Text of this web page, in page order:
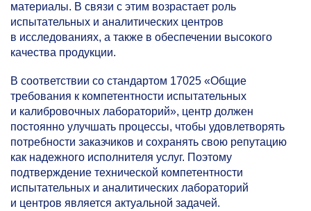
материалы. В связи с этим возрастает роль
испытательных и аналитических центров
в исследованиях, а также в обеспечении высокого
качества продукции.
В соответствии со стандартом 17025 «Общие
требования к компетентности испытательных
и калибровочных лабораторий», центр должен
постоянно улучшать процессы, чтобы удовлетворять
потребности заказчиков и сохранять свою репутацию
как надежного исполнителя услуг. Поэтому
подтверждение технической компетентности
испытательных и аналитических лабораторий
и центров является актуальной задачей.